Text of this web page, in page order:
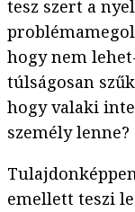
tesz szert a
hogy nem
túlságosan
hogy valaki
személy lenne?
emellett teszi